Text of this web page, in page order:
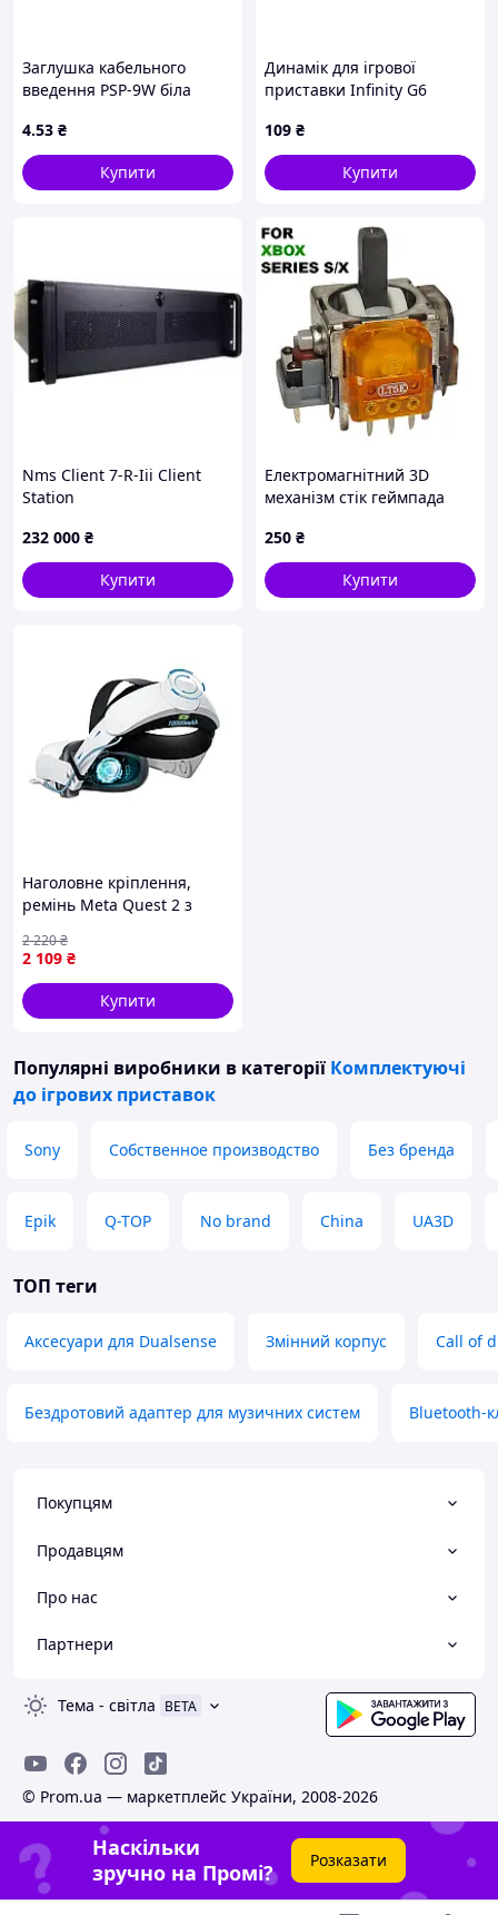
Заглушка кабельного
введення PSP-9W біла
4.53 ₴
Купити
Динамік для ігрової
приставки Infinity G6
(Відновлений)
109 ₴
Купити
Nms Client 7-R-Iii Client
Station
232 000 ₴
Купити
Електромагнітний 3D
механізм стік геймпада
TMR) (Ginfull)
250 ₴
Купити
Наголовне кріплення,
ремінь Meta Quest 2 з
додаткові 5 години
відтворення, покращена
ергономіка
2 109 ₴
2 220₴
Купити
Популярні виробники в категорії Комплектуючі
до ігрових приставок
Sony Собственное производство Без бренда
Epik Q-TOP No brand China UA3D
ТОП теги
Аксесуари для Dualsense Змінний корпус Call of
Бездротовий адаптер для музичних систем Bluetooth-
Покупцям
Продавцям
Про нас
Партнери
Тема - світла BETA
© Prom.ua — маркетплейс України, 2008-2026
Наскільки
зручно на Промі?
Розказати